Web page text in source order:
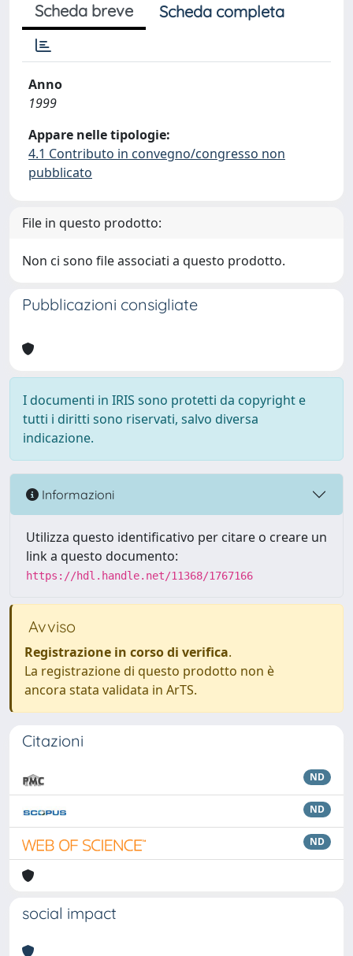
Scheda breve Scheda completa
Anno
1999
Appare nelle tipologie:
4.1 Contributo in convegno/congresso non
pubblicato
File in questo prodotto:
Non ci sono file associati a questo prodotto.
Pubblicazioni consigliate
I documenti in IRIS sono protetti da copyright e
tutti i diritti sono riservati, salvo diversa
indicazione.
Informazioni
Utilizza questo identificativo per citare o creare un
link a questo documento:
https://hdl.handle.net/11368/1767166
Avviso
Registrazione in corso di verifica.
La registrazione di questo prodotto non è
ancora stata validata in ArTS.
Citazioni
ND
ND
ND
social impact